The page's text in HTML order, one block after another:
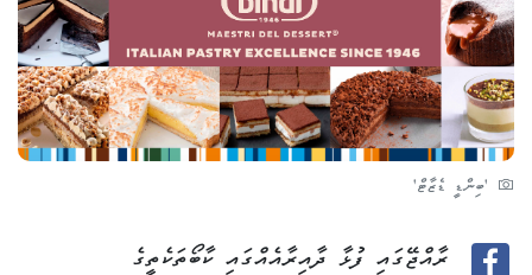
'ބިންޑީ ޑެޒާޓް'
ރާއްޖޭގައި ފުޅާ ދާއިރާއެއްގައި ކާބޯތަކެތީގެ